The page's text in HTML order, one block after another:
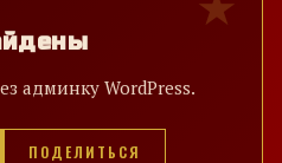
админку WordPress.
ПОДЕЛИТЬСЯ